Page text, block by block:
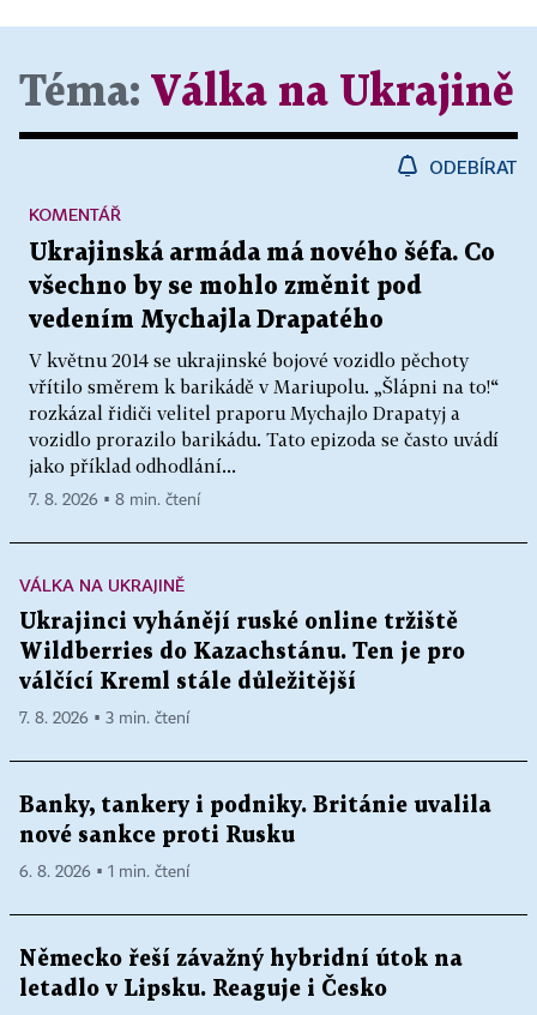
Téma: Válka na Ukrajině
ODEBÍRAT
Ukrajinská armáda má nového šéfa. Co
všechno by se mohlo změnit pod
vedením Mychajla Drapatého
V květnu 2014 se ukrajinské bojové vozidlo pěchoty
vřítilo směrem k barikádě v Mariupolu. „Šlápni na to!“
rozkázal řidiči velitel praporu Mychajlo Drapatyj a
vozidlo prorazilo barikádu. Tato epizoda se často uvádí
jako příklad odhodlání...
KOMENTÁŘ
7. 8. 2026 ▪ 8 min. čtení
VÁLKA NA UKRAJINĚ
Ukrajinci vyhánějí ruské online tržiště
Wildberries do Kazachstánu. Ten je pro
válčící Kreml stále důležitější
7. 8. 2026 ▪ 3 min. čtení
Banky, tankery i podniky. Británie uvalila
nové sankce proti Rusku
6. 8. 2026 ▪ 1 min. čtení
Německo řeší závažný hybridní útok na
letadlo v Lipsku. Reaguje i Česko